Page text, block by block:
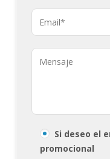
Si deseo el
promocional